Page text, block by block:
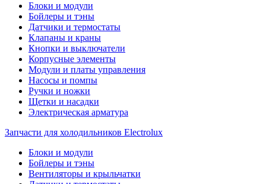
Блоки и модули
Бойлеры и тэны
Датчики и термостаты
Клапаны и краны
Кнопки и выключатели
Корпусные элементы
Модули и платы управления
Насосы и помпы
Ручки и ножки
Щетки и насадки
Электрическая арматура
Запчасти для холодильников Electrolux
Блоки и модули
Бойлеры и тэны
Вентиляторы и крыльчатки